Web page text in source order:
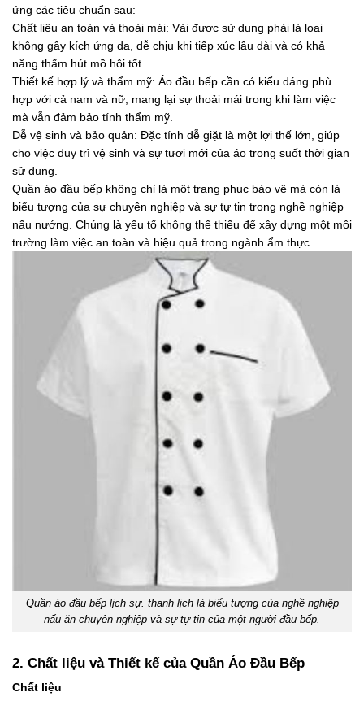
ứng các tiêu chuẩn sau:
Chất liệu an toàn và thoải mái: Vải được sử dụng phải là loại
không gây kích ứng da, dễ chịu khi tiếp xúc lâu dài và có khả
năng thấm hút mồ hôi tốt.
Thiết kế hợp lý và thẩm mỹ: Áo đầu bếp cần có kiểu dáng phù
hợp với cả nam và nữ, mang lại sự thoải mái trong khi làm việc
mà vẫn đảm bảo tính thẩm mỹ.
Dễ vệ sinh và bảo quản: Đặc tính dễ giặt là một lợi thế lớn, giúp
cho việc duy trì vệ sinh và sự tươi mới của áo trong suốt thời gian
sử dụng.
Quần áo đầu bếp không chỉ là một trang phục bảo vệ mà còn là
biểu tượng của sự chuyên nghiệp và sự tự tin trong nghề nghiệp
nấu nướng. Chúng là yếu tố không thể thiếu để xây dựng một môi
trường làm việc an toàn và hiệu quả trong ngành ẩm thực.
Quần áo đầu bếp lịch sự. thanh lịch là biểu tượng của nghề nghiệp
nấu ăn chuyên nghiệp và sự tự tin của một người đầu bếp.
2. Chất liệu và Thiết kế của Quần Áo Đầu Bếp
Chất liệu